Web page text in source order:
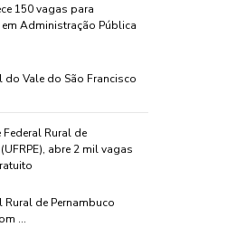
150 vagas para
Administração Pública
do Vale do São Francisco
Rural de
abre 2 mil vagas
de Pernambuco
…